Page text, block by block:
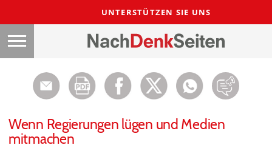
UNTERSTÜTZEN SIE UNS
Wenn Regierungen lügen und Medien
mitmachen